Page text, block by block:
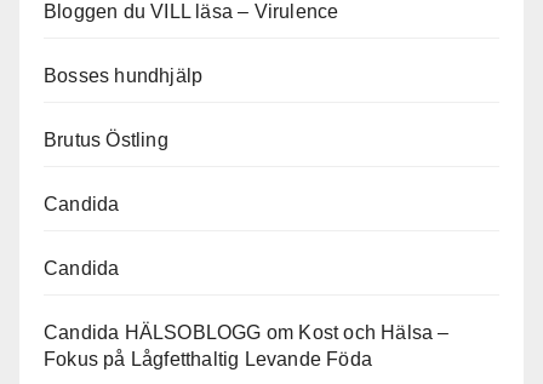
Bloggen du VILL läsa – Virulence
Bosses hundhjälp
Brutus Östling
Candida
Candida
Candida HÄLSOBLOGG om Kost och Hälsa –
Fokus på Lågfetthaltig Levande Föda